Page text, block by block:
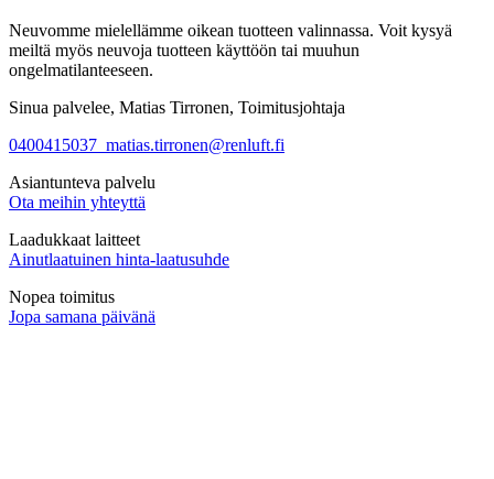
Neuvomme mielellämme oikean tuotteen valinnassa. Voit kysyä
meiltä myös neuvoja tuotteen käyttöön tai muuhun
ongelmatilanteeseen.
Sinua palvelee, Matias Tirronen, Toimitusjohtaja
0400415037 matias.tirronen@renluft.fi
Asiantunteva palvelu
Ota meihin yhteyttä
Laadukkaat laitteet
Ainutlaatuinen hinta-laatusuhde
Nopea toimitus
Jopa samana päivänä